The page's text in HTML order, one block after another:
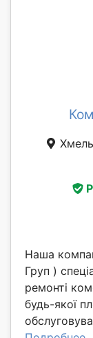
Наша
Груп )
ремонті
будь-якої